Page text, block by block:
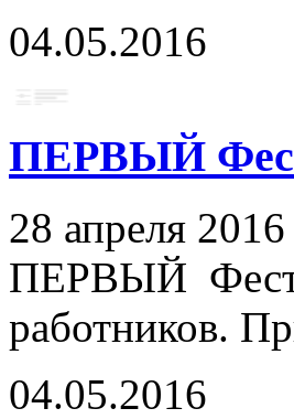
04.05.2016
ПЕРВЫЙ
28 апреля
ПЕРВЫЙ
работников.
04.05.2016